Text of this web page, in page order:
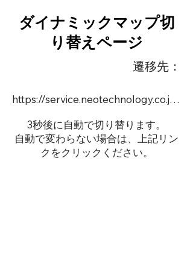
ダイナミックマップ切
り替えページ
遷移先：
https://service.neotechnology.co.jp/dynamic/18863FMV/FreeMindView.html
3秒後に自動で切り替ります。
自動で変わらない場合は、上記リン
クをクリックください。